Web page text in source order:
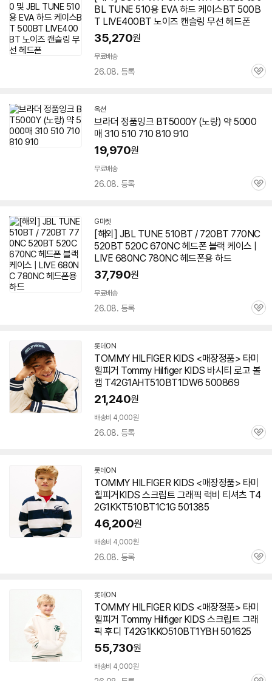
BL TUNE 510용 EVA 하드 케이스BT 500B
T LIVE400BT 노이즈 캔슬링 무선 헤드폰
35,270원
무료배송
26.08. 등록
관
옥션
브라더 정품잉크 BT5000Y (노랑) 약 5000
매 310 510 710 810 910
19,970원
무료배송
26.08. 등록
관
G마켓
[해외] JBL TUNE 510BT / 720BT 770NC
520BT 520C 670NC 헤드폰 블랙 케이스 |
LIVE 680NC 780NC 헤드폰용 하드
37,790원
무료배송
26.08. 등록
관
롯데ON
TOMMY HILFIGER KIDS <매장정품> 타미
힐피거 Tommy Hilfiger KIDS 바시티 로고 볼
캡 T42G1AHT510BT1DW6 500869
21,240원
배송비 4,000원
26.08. 등록
관
롯데ON
TOMMY HILFIGER KIDS <매장정품> 타미
힐피거KIDS 스크립트 그래픽 럭비 티셔츠 T4
2G1KKT510BT1C1G 501385
46,200원
배송비 4,000원
26.08. 등록
관
롯데ON
TOMMY HILFIGER KIDS <매장정품> 타미
힐피거 Tommy Hilfiger KIDS 스크립트 그래
픽 후디 T42G1KKO510BT1YBH 501625
55,730원
배송비 4,000원